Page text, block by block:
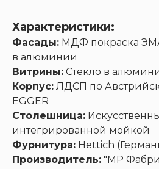
Характеристики:
Фасады: МДФ покраска
в алюминии
Витрины: Стекло в
Корпус: ЛДСП по
EGGER
Столешница:
интегрированной мойкой
Фурнитура: Hettich
Производитель: "МР